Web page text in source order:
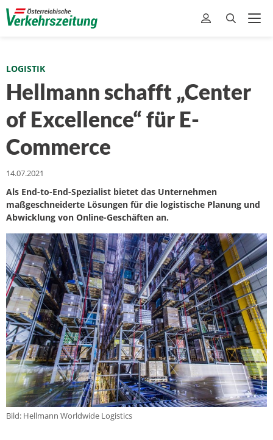
LOGISTIK
Hellmann schafft „Center
of Excellence“ für E-
Commerce
14.07.2021
Als End-to-End-Spezialist bietet das Unternehmen
maßgeschneiderte Lösungen für die logistische Planung und
Abwicklung von Online-Geschäften an.
Bild: Hellmann Worldwide Logistics